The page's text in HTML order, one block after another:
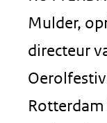
Mulder,
directeur